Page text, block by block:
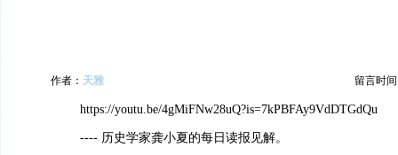
作者： 天雅 留言时间
https://youtu.be/4gMiFNw28uQ?is=7kPBFAy9VdDTGdQu
---- 历史学家龚小夏的每日读报见解。